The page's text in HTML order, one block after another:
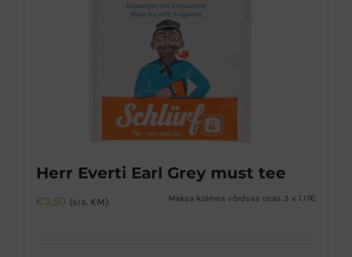
Herr Everti Earl Grey must tee
€3,50 (sis. KM) Maksa kolmes võrdses osas 3 x 1.17€